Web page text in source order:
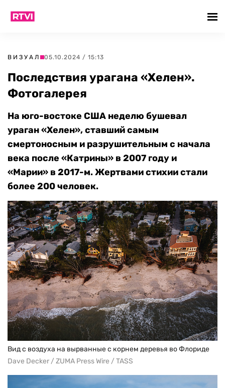
ВИЗУАЛ 05.10.2024 / 15:13
Последствия урагана «Хелен».
Фотогалерея
На юго-востоке США неделю бушевал
ураган «Хелен», ставший самым
смертоносным и разрушительным с начала
века после «Катрины» в 2007 году и
«Марии» в 2017-м. Жертвами стихии стали
более 200 человек.
Вид с воздуха на вырванные с корнем деревья во Флориде
Dave Decker / ZUMA Press Wire / TASS